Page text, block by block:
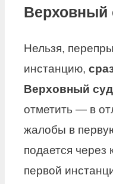
Верховный
Нельзя,
инстанцию,
Верховный суд
отметить — в
жалобы в
подается через
первой